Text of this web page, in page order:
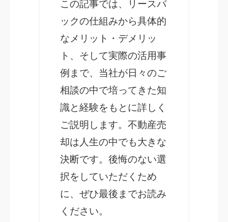
この記事では、リースバ
ックの仕組みから具体的
なメリット・デメリッ
ト、そして実際の活用事
例まで、当社が日々のご
相談の中で培ってきた知
識と経験をもとに詳しく
ご説明します。不動産売
却は人生の中でも大きな
決断です。後悔のない選
択をしていただくため
に、ぜひ最後までお読み
ください。